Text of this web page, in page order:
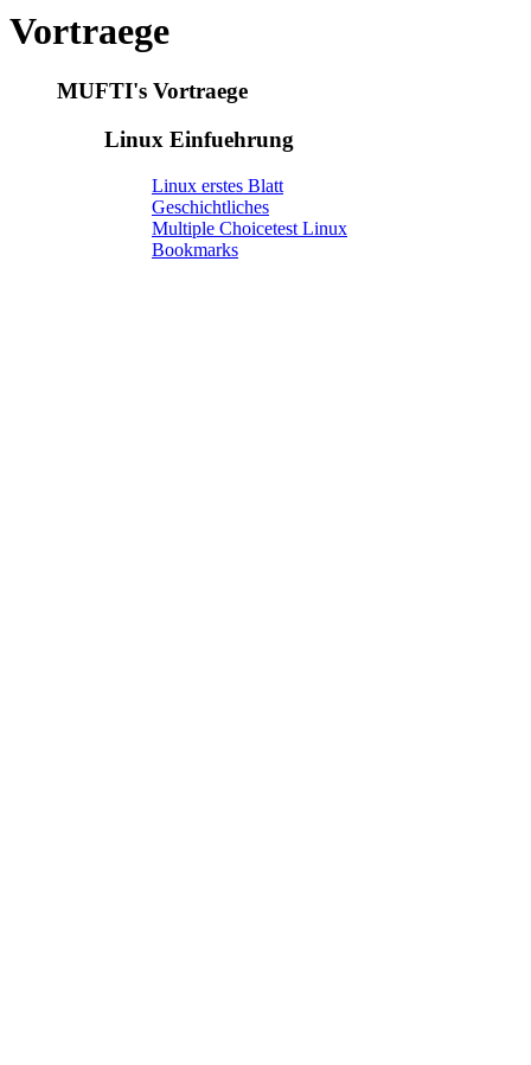
Vortraege
MUFTI's Vortraege
Linux Einfuehrung
Linux erstes Blatt
Geschichtliches
Multiple Choicetest Linux
Bookmarks